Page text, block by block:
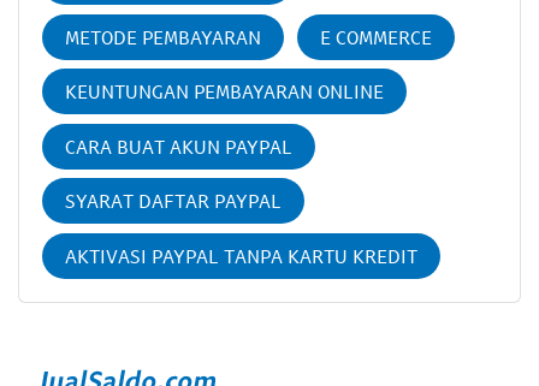
METODE PEMBAYARAN E COMMERCE
KEUNTUNGAN PEMBAYARAN ONLINE
CARA BUAT AKUN PAYPAL
SYARAT DAFTAR PAYPAL
AKTIVASI PAYPAL TANPA KARTU KREDIT